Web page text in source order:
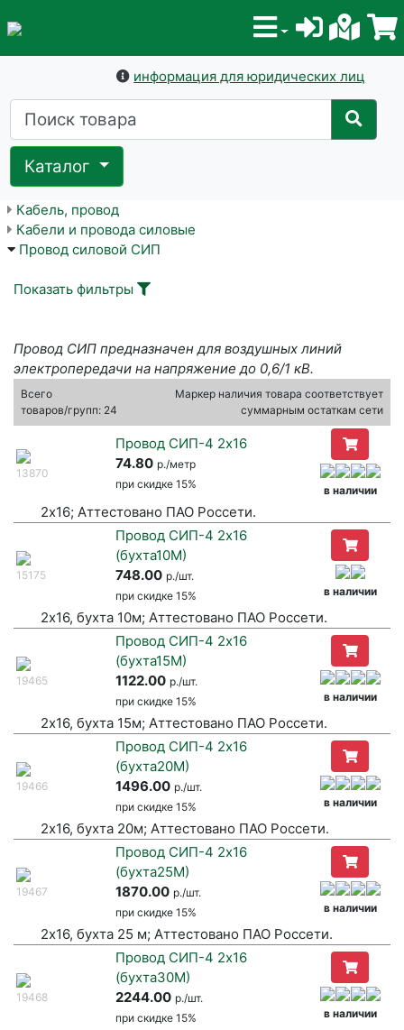
информация для юридических лиц
Каталог
Кабель, провод
Кабели и провода силовые
Провод силовой СИП
Показать фильтры
Провод СИП предназначен для воздушных линий
электропередачи на напряжение до 0,6/1 кВ.
Всего
товаров/групп: 24
Маркер наличия товара соответствует
суммарным остаткам сети
13870
Провод СИП-4 2х16
74.80 р./метр
при скидке 15% в наличии
2х16; Аттестовано ПАО Россети.
15175
Провод СИП-4 2х16
(бухта10М)
748.00 р./шт.
при скидке 15% в наличии
2х16, бухта 10м; Аттестовано ПАО Россети.
19465
Провод СИП-4 2х16
(бухта15М)
1122.00 р./шт.
при скидке 15% в наличии
2х16, бухта 15м; Аттестовано ПАО Россети.
19466
Провод СИП-4 2х16
(бухта20М)
1496.00 р./шт.
при скидке 15% в наличии
2х16, бухта 20м; Аттестовано ПАО Россети.
19467
Провод СИП-4 2х16
(бухта25М)
1870.00 р./шт.
при скидке 15% в наличии
2х16, бухта 25 м; Аттестовано ПАО Россети.
19468
Провод СИП-4 2х16
(бухта30М)
2244.00 р./шт.
при скидке 15% в наличии